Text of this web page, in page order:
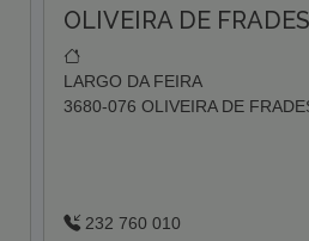
OLIVEIRA DE
LARGO DA FEIRA
3680-076 OLIVEIRA DE
232 760 010